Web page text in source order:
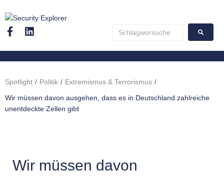
Spotlight / Politik / Extremismus & Terrorismus /
Wir müssen davon ausgehen, dass es in Deutschland zahlreiche
unentdeckte Zellen gibt
Wir müssen davon